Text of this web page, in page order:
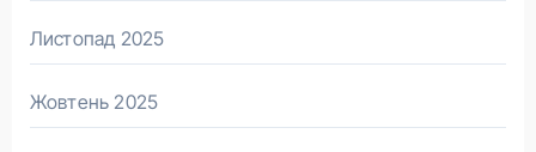
Листопад 2025
Жовтень 2025